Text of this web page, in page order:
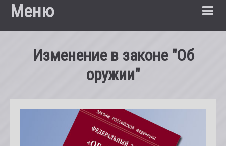
Меню
Главная
Новости и мероприятия
Изменение в законе "Об
оружии"